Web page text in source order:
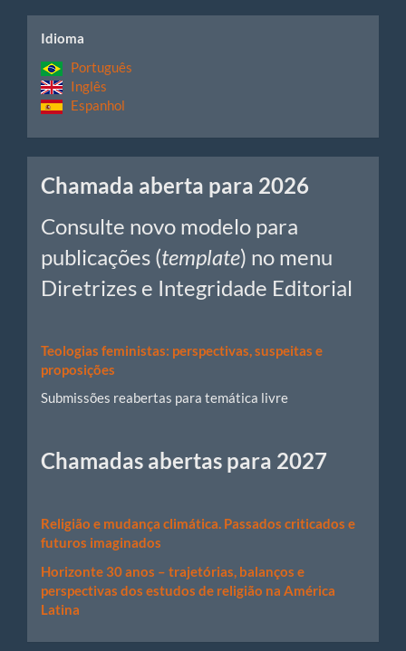
idiomas
Idioma
Português
Inglês
Espanhol
Chamadas
Chamada aberta para 2026
Consulte novo modelo para
publicações (template) no menu
Diretrizes e Integridade Editorial
Teologias feministas: perspectivas, suspeitas e
proposições
Submissões reabertas para temática livre
Chamadas abertas para 2027
Religião e mudança climática. Passados criticados e
futuros imaginados
Horizonte 30 anos – trajetórias, balanços e
perspectivas dos estudos de religião na América
Latina